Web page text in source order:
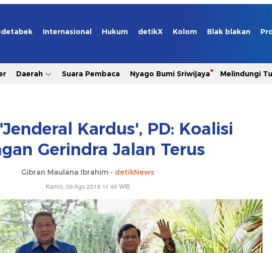
Internasional Hukum detikX Kolom Blak blakan
Daerah Suara Pembaca Nyago Bumi Sriwijaya Melindungi
Kardus', PD: Koalisi
Gerindra Jalan Terus
Gibran Maulana Ibrahim - detikNews
Kamis, 09 Agu 2018 11:49 WIB